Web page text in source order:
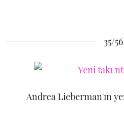
35/56
Andrea Lieberman'ın